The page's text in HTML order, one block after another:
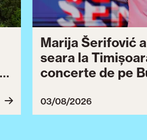
Marija Šerifović
seara la
concerte de pe
Ziua Timișoarei
ultimă serie de
03/08/2026